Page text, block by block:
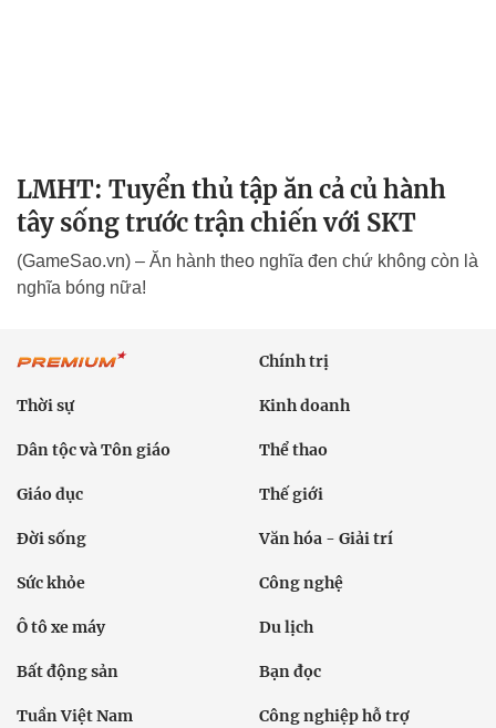
LMHT: Tuyển thủ tập ăn cả củ hành
tây sống trước trận chiến với SKT
(GameSao.vn) – Ăn hành theo nghĩa đen chứ không còn là
nghĩa bóng nữa!
Chính trị
Thời sự Kinh doanh
Dân tộc và Tôn giáo Thể thao
Giáo dục Thế giới
Đời sống Văn hóa - Giải trí
Sức khỏe Công nghệ
Ô tô xe máy Du lịch
Bất động sản Bạn đọc
Tuần Việt Nam Công nghiệp hỗ trợ